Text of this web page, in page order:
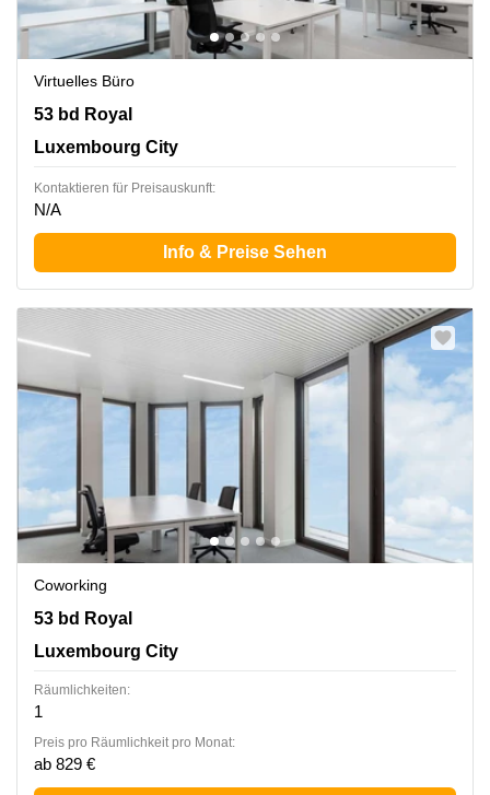
Virtuelles Büro
53 bd Royal, Luxembourg City
53 bd Royal
Luxembourg City
Kontaktieren für Preisauskunft:
N/A
Info & Preise Sehen
Coworking
53 bd Royal, Luxembourg City
53 bd Royal
Luxembourg City
Räumlichkeiten:
1
Preis pro Räumlichkeit pro Monat:
ab 829 €